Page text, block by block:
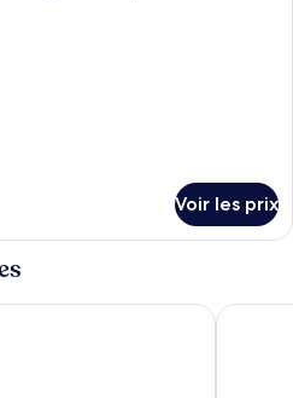
Voir les prix
The